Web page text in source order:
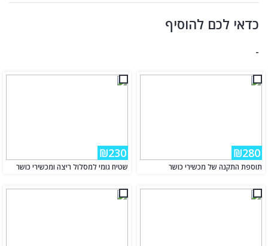
כדאי לכם להוסיף
-
₪280
תוספת התקנה של מכשירי כושר
₪230
שטיח גומי למסלול ריצה ומכשירי כושר